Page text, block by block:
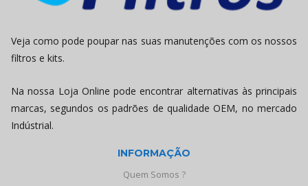
Veja como pode poupar nas suas manutenções com os nossos
filtros e kits.
Na nossa Loja Online pode encontrar alternativas às principais
marcas, segundos os padrões de qualidade OEM, no mercado
Indústrial.
INFORMAÇÃO
Quem Somos ?